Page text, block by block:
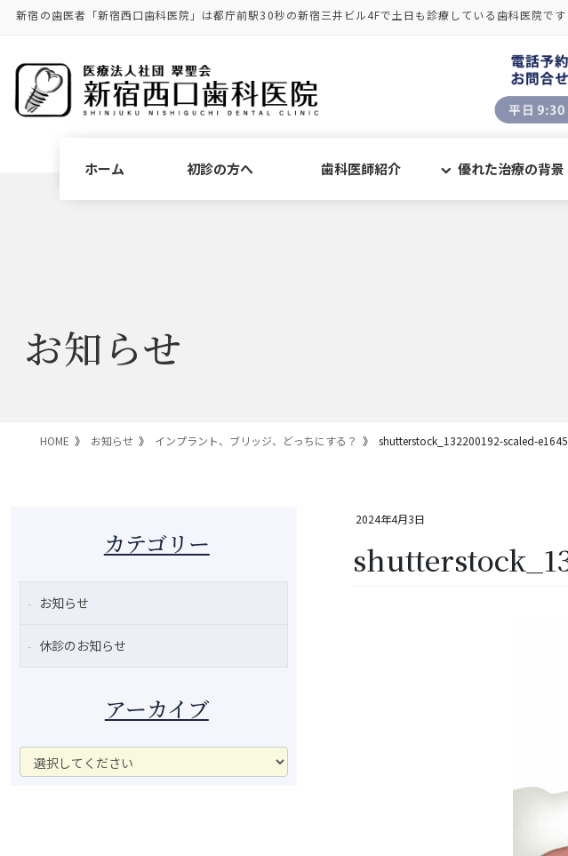
新宿の歯医者「新宿西口歯科医院」は都庁前駅30秒の新宿三井ビル4Fで土日も診療している歯科医院です
ホーム 初診の方へ 歯科医師紹介 優れた治療の背景
お知らせ
HOME お知らせ インプラント、ブリッジ、どっちにする？ shutterstock_132200192-scaled-
2024年4月3日
カテゴリー
お知らせ
休診のお知らせ
アーカイブ